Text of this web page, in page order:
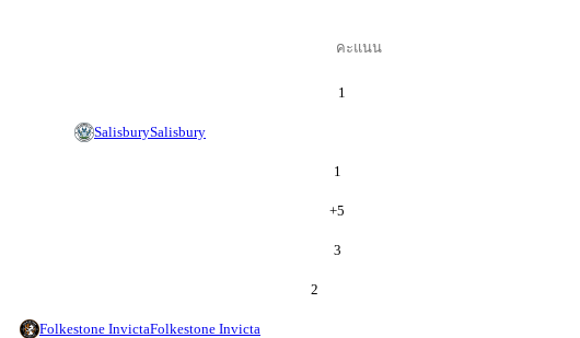
คะแนน
1
SalisburySalisbury
1
+5
3
2
Folkestone InvictaFolkestone Invicta